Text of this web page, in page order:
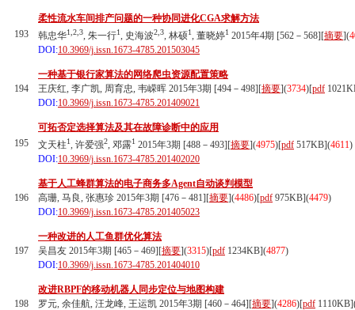
193
柔性流水车间排产问题的一种协同进化CGA求解方法
韩忠华1,2,3, 朱一行1, 史海波2,3, 林硕1, 董晓婷1 2015年4期 [562－568][摘要](
DOI:10.3969/j.issn.1673-4785.201503045
194
一种基于银行家算法的网络爬虫资源配置策略
王庆红, 李广凯, 周育忠, 韦嵘晖 2015年3期 [494－498][摘要](3734)[pdf
DOI:10.3969/j.issn.1673-4785.201409021
195
可拓否定选择算法及其在故障诊断中的应用
文天柱1, 许爱强2, 邓露1 2015年3期 [488－493][摘要](4975)[pdf 517KB](4611)
DOI:10.3969/j.issn.1673-4785.201402020
196
基于人工蜂群算法的电子商务多Agent自动谈判模型
高珊, 马良, 张惠珍 2015年3期 [476－481][摘要](4486)[pdf 975KB](4479)
DOI:10.3969/j.issn.1673-4785.201405023
197
一种改进的人工鱼群优化算法
吴昌友 2015年3期 [465－469][摘要](3315)[pdf 1234KB](4877)
DOI:10.3969/j.issn.1673-4785.201404010
198
改进RBPF的移动机器人同步定位与地图构建
罗元, 余佳航, 汪龙峰, 王运凯 2015年3期 [460－464][摘要](4286)[pdf 1110KB]